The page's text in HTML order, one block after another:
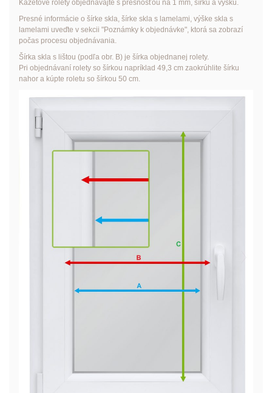
Kazetové rolety objednávajte s presnosťou na 1 mm, šírku a výšku.
Presné informácie o šírke skla, šírke skla s lamelami, výške skla s
lamelami uveďte v sekcii "Poznámky k objednávke", ktorá sa zobrazí
počas procesu objednávania.
Šírka skla s lištou (podľa obr. B) je šírka objednanej rolety.
Pri objednávaní rolety so šírkou napríklad 49,3 cm zaokrúhlite šírku
nahor a kúpte roletu so šírkou 50 cm.